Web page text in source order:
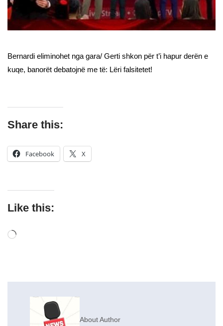
Bernardi eliminohet nga gara/ Gerti shkon për t’i hapur derën e
kuqe, banorët debatojnë me të: Lëri falsitetet!
Share this:
Facebook X
Like this:
About Author